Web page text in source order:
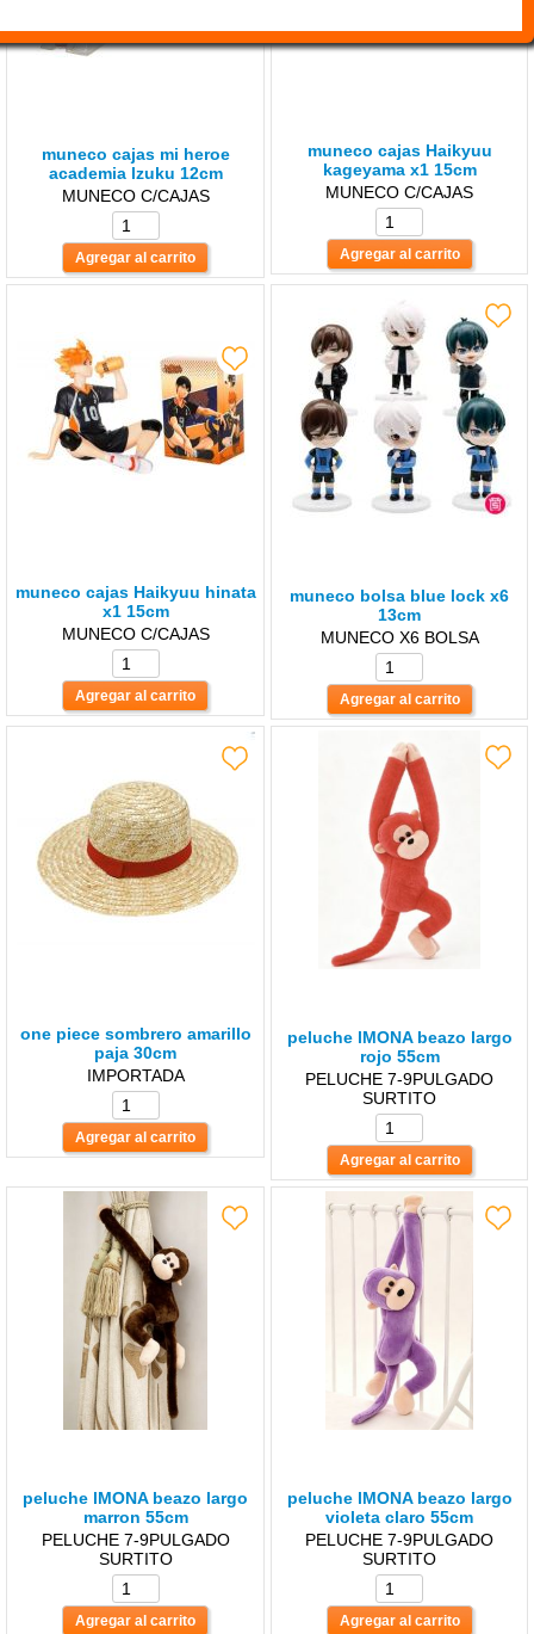
muneco cajas mi heroe
academia lzuku 12cm
MUNECO C/CAJAS
muneco cajas Haikyuu
kageyama x1 15cm
MUNECO C/CAJAS
muneco cajas Haikyuu hinata
x1 15cm
MUNECO C/CAJAS
muneco bolsa blue lock x6
13cm
MUNECO X6 BOLSA
one piece sombrero amarillo
paja 30cm
IMPORTADA
peluche lMONA beazo largo
rojo 55cm
PELUCHE 7-9PULGADO
SURTITO
peluche lMONA beazo largo
marron 55cm
PELUCHE 7-9PULGADO
SURTITO
peluche lMONA beazo largo
violeta claro 55cm
PELUCHE 7-9PULGADO
SURTITO